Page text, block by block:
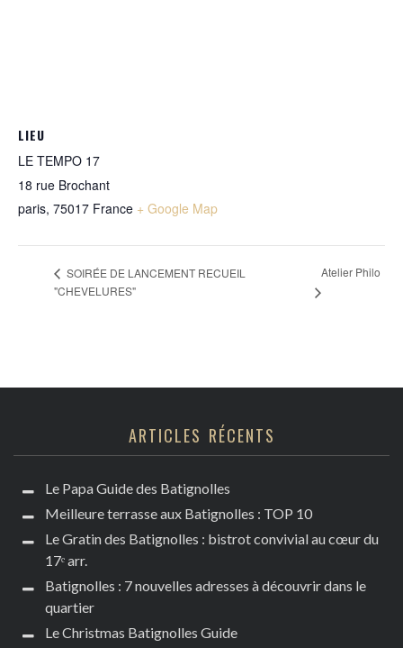
LIEU
LE TEMPO 17
18 rue Brochant
paris, 75017 France + Google Map
SOIRÉE DE LANCEMENT RECUEIL
"CHEVELURES"
Atelier Philo
ARTICLES RÉCENTS
Le Papa Guide des Batignolles
Meilleure terrasse aux Batignolles : TOP 10
Le Gratin des Batignolles : bistrot convivial au cœur du
17ᵉ arr.
Batignolles : 7 nouvelles adresses à découvrir dans le
quartier
Le Christmas Batignolles Guide